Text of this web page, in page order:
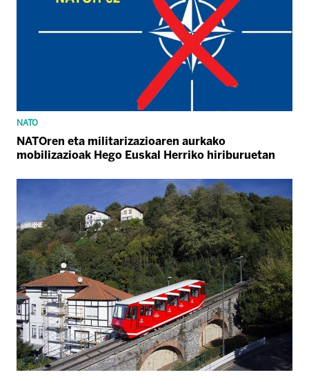
NATO
NATOren eta militarizazioaren aurkako
mobilizazioak Hego Euskal Herriko hiriburuetan